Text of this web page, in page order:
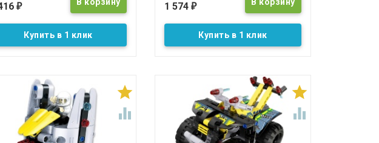
₽
Купить в 1 клик
1 574 ₽
Купить в 1 клик



